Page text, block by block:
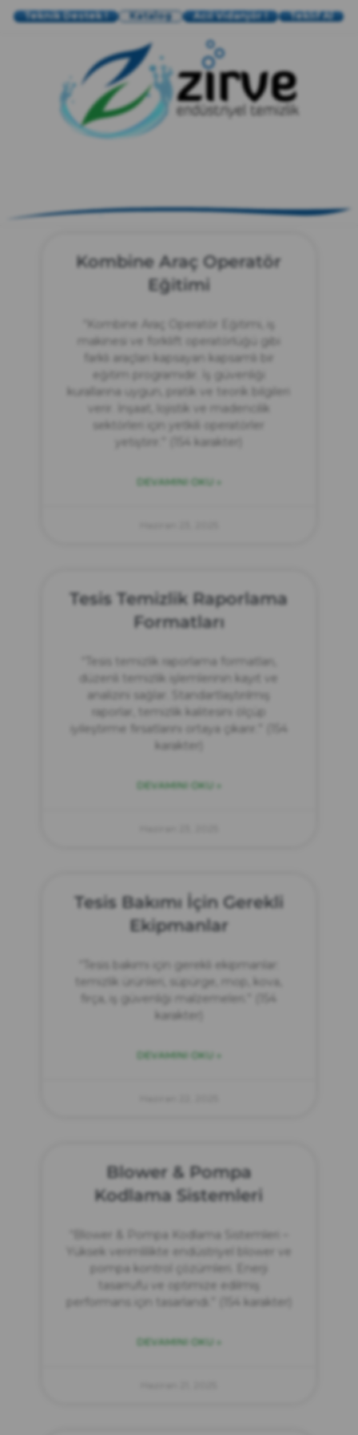
Teknik Destek ! Katalog Acil Vidanjör ! Teklif Al
Kombine Araç Operatör
Eğitimi
“Kombine Araç Operatör Eğitimi, iş
makinesi ve forklift operatörlüğü gibi
farklı araçları kapsayan kapsamlı bir
eğitim programıdır. İş güvenliği
kurallarına uygun, pratik ve teorik bilgileri
verir. İnşaat, lojistik ve madencilik
sektörleri için yetkili operatörler
yetiştirir.” (154 karakter)
DEVAMINI OKU »
Tesis Temizlik Raporlama
Formatları
“Tesis temizlik raporlama formatları,
düzenli temizlik işlemlerinin kayıt ve
analizini sağlar. Standartlaştırılmış
raporlar, temizlik kalitesini ölçüp
iyileştirme fırsatlarını ortaya çıkarır.” (154
karakter)
DEVAMINI OKU »
Tesis Bakımı İçin Gerekli
Ekipmanlar
“Tesis bakımı için gerekli ekipmanlar:
temizlik ürünleri, süpürge, mop, kova,
fırça, iş güvenliği malzemeleri.” (154
karakter)
DEVAMINI OKU »
Blower & Pompa
Kodlama Sistemleri
“Blower & Pompa Kodlama Sistemleri –
Yüksek verimlilikte endüstriyel blower ve
pompa kontrol çözümleri. Enerji
tasarrufu ve optimize edilmiş
performans için tasarlandı.” (154 karakter)
DEVAMINI OKU »